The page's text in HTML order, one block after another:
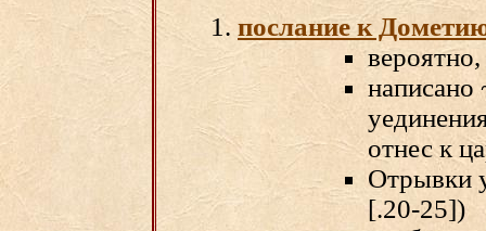
послание к
написано
отнес к
Отрывки
[.20-25])